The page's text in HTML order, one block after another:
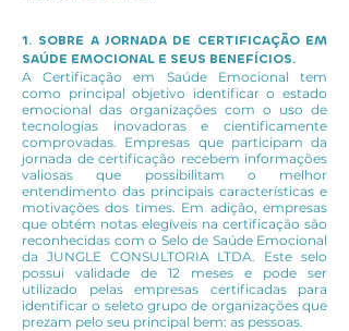
1. SOBRE A JORNADA DE CERTIFICAÇÃO EM
SAÚDE EMOCIONAL E SEUS BENEFÍCIOS.
A Certificação em Saúde Emocional tem
como principal objetivo identificar o estado
emocional das organizações com o uso de
tecnologias inovadoras e cientificamente
comprovadas. Empresas que participam da
jornada de certificação recebem informações
valiosas que possibilitam o melhor
entendimento das principais características e
motivações dos times. Em adição, empresas
que obtém notas elegíveis na certificação são
reconhecidas com o Selo de Saúde Emocional
da JUNGLE CONSULTORIA LTDA. Este selo
possui validade de 12 meses e pode ser
utilizado pelas empresas certificadas para
identificar o seleto grupo de organizações que
prezam pelo seu principal bem: as pessoas.